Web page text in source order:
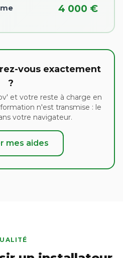
4 000 €
vous exactement
?
et votre reste à charge en
n'est transmise : le
votre navigateur.
mes aides